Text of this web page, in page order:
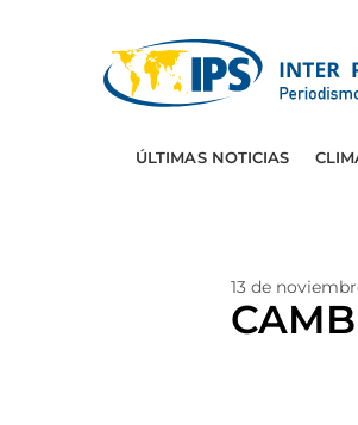
ÚLTIMAS NOTICIAS
13 de